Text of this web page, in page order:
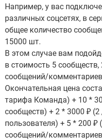
Например, у вас
различных соцсетях, в
общее количество
15000 шт.
В этом случае вам
в стоимость 5 сообществ,
сообщений/
Окончательная цена
тарифа Команда) + 10 *
сообществ) + 2 * 3000 ₽ (2
пользователя) + 5 * 200 ₽
сообщений/